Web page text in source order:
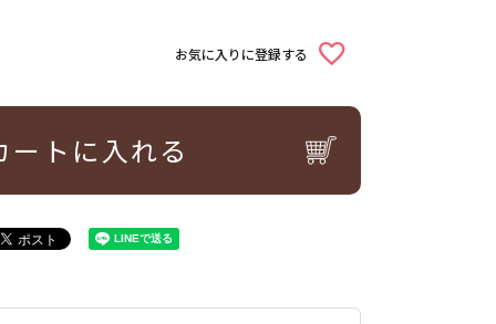
お気に入りに登録する
ートに入れる